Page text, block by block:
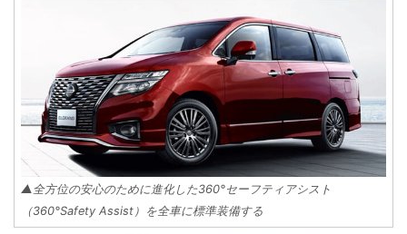
▲全方位の安心のために進化した360°セーフティアシスト
（360°Safety Assist）を全車に標準装備する